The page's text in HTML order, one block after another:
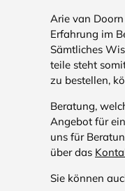
Arie van
Erfahrung im
Sämtliches
teile steht
zu bestellen,
Beratung,
Angebot für
uns für
über das
Sie können